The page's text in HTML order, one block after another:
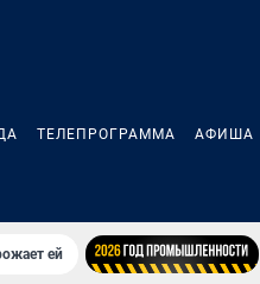
ТЕЛЕПРОГРАММА АФИША
ей